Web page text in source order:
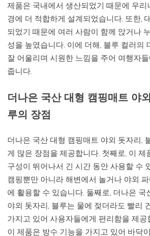
제품은 국내에서 생산되었기 때문에 우리
경에 더 적합하게 설계되었습니다. 또한,
되었기 때문에 여러 사람이 함께 앉거나
성을 높였습니다. 이에 더해, 블루 컬러의
잘 어울리며 시원한 느낌을 주어 여행자
줍니다.
더나은 국산 대형 캠핑매트 야
루의 장점
더나은 국산 대형 캠핑매트 야외 돗자리,
게 많은 장점을 제공합니다. 첫째로, 이 제
구성이 뛰어나서 긴 시간 동안 사용할 수
캠핑뿐만 아니라 해변에서 놀거나 야외
에 활용할 수 있습니다. 둘째로, 더나은 국
야외 돗자리, 블루는 물에 젖더라도 빨리
가지고 있어 사용자들에게 편리함을 제공
이 제품은 방수 기능을 가지고 있어 바닥